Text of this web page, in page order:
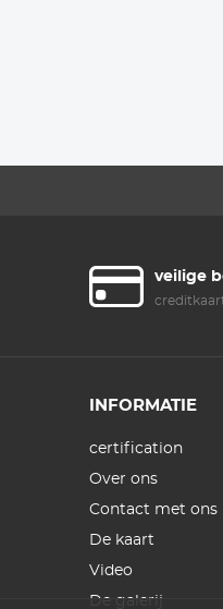
veilige
INFORMATIE
certification
Over ons
Contact met ons
De kaart
Video
De galerij